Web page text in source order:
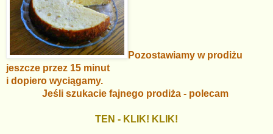
Pozostawiamy w prodiżu
jeszcze przez 15 minut
i dopiero wyciągamy.
Jeśli szukacie fajnego prodiża - polecam
TEN - KLIK! KLIK!